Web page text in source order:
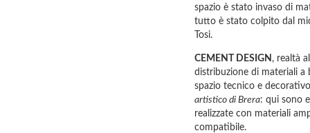
spazio è stato invaso di
tutto è stato colpito dal
Tosi.
CEMENT DESIGN , realtà
distribuzione di materiali a
spazio tecnico e
artistico di Brera: qui sono
realizzate con materiali
compatibile.